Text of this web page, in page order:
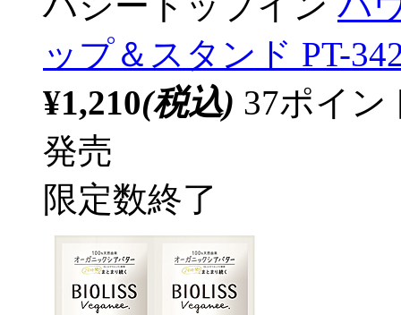
ップ＆スタンド PT-
¥1,210(税込) 37ポイ
発売
限定数終了